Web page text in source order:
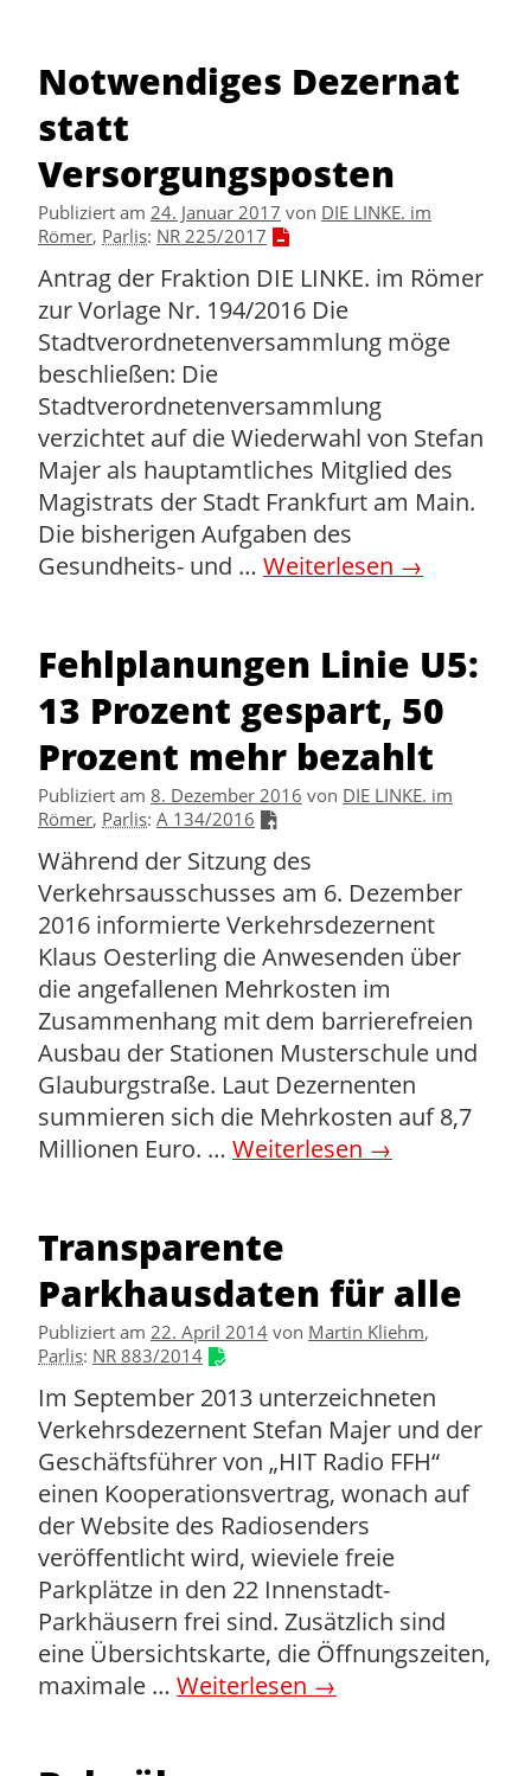
Notwendiges Dezernat
statt
Versorgungsposten
Publiziert am 24. Januar 2017 von DIE LINKE. im
Römer, Parlis: NR 225/2017
Antrag der Fraktion DIE LINKE. im Römer
zur Vorlage Nr. 194/2016 Die
Stadtverordnetenversammlung möge
beschließen: Die
Stadtverordnetenversammlung
verzichtet auf die Wiederwahl von Stefan
Majer als hauptamtliches Mitglied des
Magistrats der Stadt Frankfurt am Main.
Die bisherigen Aufgaben des
Gesundheits- und … Weiterlesen →
Fehlplanungen Linie U5:
13 Prozent gespart, 50
Prozent mehr bezahlt
Publiziert am 8. Dezember 2016 von DIE LINKE. im
Römer, Parlis: A 134/2016
Während der Sitzung des
Verkehrsausschusses am 6. Dezember
2016 informierte Verkehrsdezernent
Klaus Oesterling die Anwesenden über
die angefallenen Mehrkosten im
Zusammenhang mit dem barrierefreien
Ausbau der Stationen Musterschule und
Glauburgstraße. Laut Dezernenten
summieren sich die Mehrkosten auf 8,7
Millionen Euro. … Weiterlesen →
Transparente
Parkhausdaten für alle
Publiziert am 22. April 2014 von Martin Kliehm,
Parlis: NR 883/2014
Im September 2013 unterzeichneten
Verkehrsdezernent Stefan Majer und der
Geschäftsführer von „HIT Radio FFH“
einen Kooperationsvertrag, wonach auf
der Website des Radiosenders
veröffentlicht wird, wieviele freie
Parkplätze in den 22 Innenstadt-
Parkhäusern frei sind. Zusätzlich sind
eine Übersichts­karte, die Öffnungszeiten,
maximale … Weiterlesen →